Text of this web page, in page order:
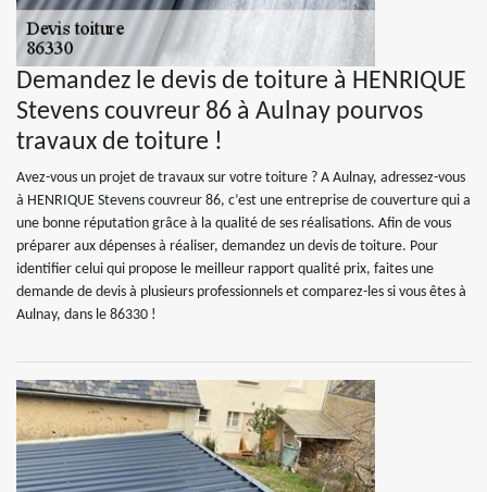
Demandez le devis de toiture à HENRIQUE
Stevens couvreur 86 à Aulnay pourvos
travaux de toiture !
Avez-vous un projet de travaux sur votre toiture ? A Aulnay, adressez-vous
à HENRIQUE Stevens couvreur 86, c’est une entreprise de couverture qui a
une bonne réputation grâce à la qualité de ses réalisations. Afin de vous
préparer aux dépenses à réaliser, demandez un devis de toiture. Pour
identifier celui qui propose le meilleur rapport qualité prix, faites une
demande de devis à plusieurs professionnels et comparez-les si vous êtes à
Aulnay, dans le 86330 !